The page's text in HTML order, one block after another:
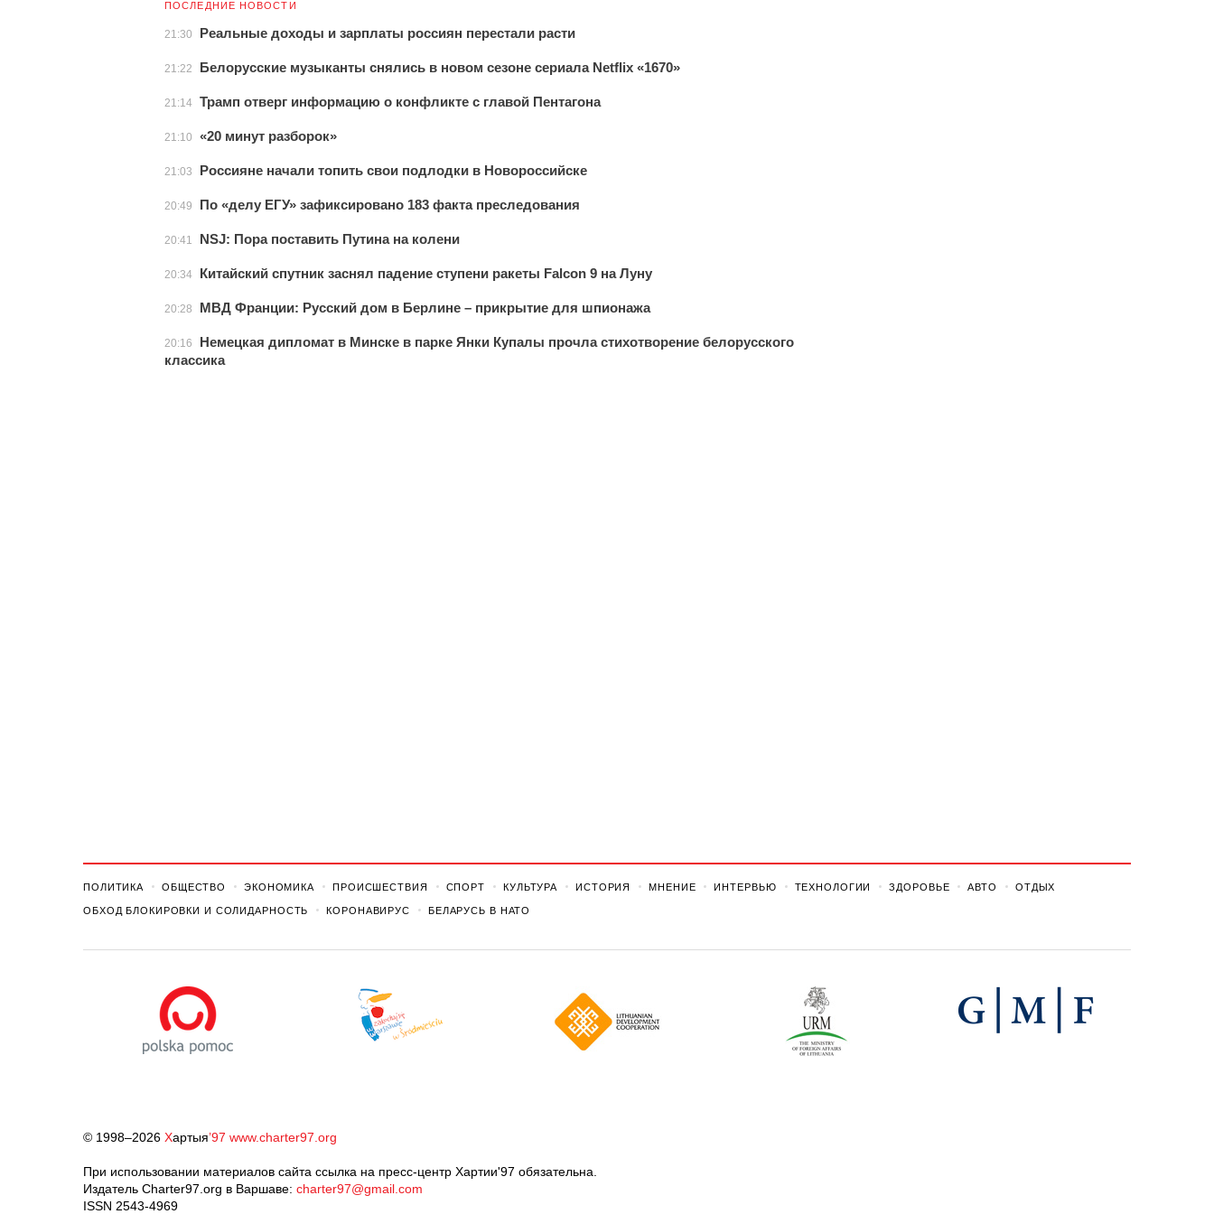
ПОСЛЕДНИЕ НОВОСТИ
21:30 Реальные доходы и зарплаты россиян перестали расти
21:22 Белорусские музыканты снялись в новом сезоне сериала Netflix «1670»
21:14 Трамп отверг информацию о конфликте с главой Пентагона
21:10 «20 минут разборок»
21:03 Россияне начали топить свои подлодки в Новороссийске
20:49 По «делу ЕГУ» зафиксировано 183 факта преследования
20:41 NSJ: Пора поставить Путина на колени
20:34 Китайский спутник заснял падение ступени ракеты Falcon 9 на Луну
20:28 МВД Франции: Русский дом в Берлине – прикрытие для шпионажа
20:16
Немецкая дипломат в Минске в парке Янки Купалы прочла стихотворение белорусского
классика
ПОЛИТИКА ОБЩЕСТВО ЭКОНОМИКА ПРОИСШЕСТВИЯ СПОРТ КУЛЬТУРА ИСТОРИЯ МНЕНИЕ ИНТЕРВЬЮ ТЕХНОЛОГИИ ЗДОРОВЬЕ АВТО ОТДЫХ
ОБХОД БЛОКИРОВКИ И СОЛИДАРНОСТЬ КОРОНАВИРУС БЕЛАРУСЬ В НАТО
© 1998–2026 Хартыя’97 www.charter97.org
При использовании материалов сайта ссылка на пресс-центр Хартии'97 обязательна.
Издатель Charter97.org в Варшаве: charter97@gmail.com
ISSN 2543-4969